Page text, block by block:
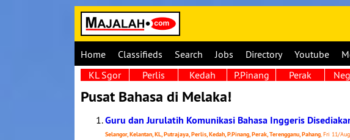
Home Classifieds Search Jobs Directory Youtube
KL Sgor
Perlis Kedah P.Pinang Perak
Pusat Bahasa di Melaka!
Guru dan Jurulatih Komunikasi Bahasa Inggeris
Selangor, Kelantan, KL, Putrajaya, Perlis, Kedah, P.Pinang, Perak, Terengganu, Pahang, Fri 11/